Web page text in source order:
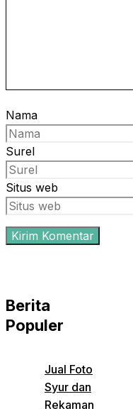
Nama
Surel
Situs web
Berita
Populer
Jual Foto
Syur dan
Rekaman